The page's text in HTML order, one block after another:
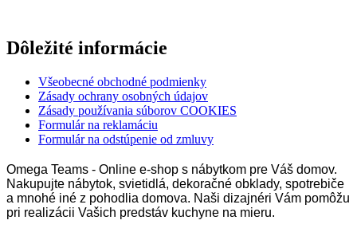
Dôležité informácie
Všeobecné obchodné podmienky
Zásady ochrany osobných údajov
Zásady používania súborov COOKIES
Formulár na reklamáciu
Formulár na odstúpenie od zmluvy
Omega Teams - Online e-shop s nábytkom pre Váš domov.
Nakupujte nábytok, svietidlá, dekoračné obklady, spotrebiče
a mnohé iné z pohodlia domova. Naši dizajnéri Vám pomôžu
pri realizácii Vašich predstáv kuchyne na mieru.